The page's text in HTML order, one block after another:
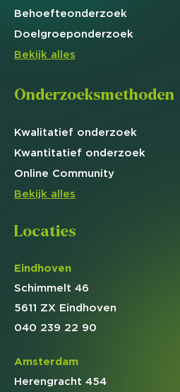
Behoefteonderzoek
Doelgroeponderzoek
Bekijk alles
Onderzoeksmethoden
Kwalitatief onderzoek
Kwantitatief onderzoek
Online Community
Bekijk alles
Locaties
Eindhoven
Schimmelt 46
5611 ZX Eindhoven
040 239 22 90
Amsterdam
Herengracht 454